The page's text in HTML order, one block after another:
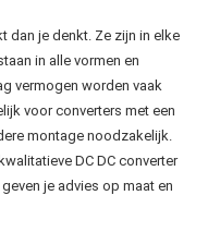
dan je denkt. Ze zijn in elke
in alle vormen en
vermogen worden vaak
voor converters met een
montage noodzakelijk.
DC DC converter
je advies op maat en